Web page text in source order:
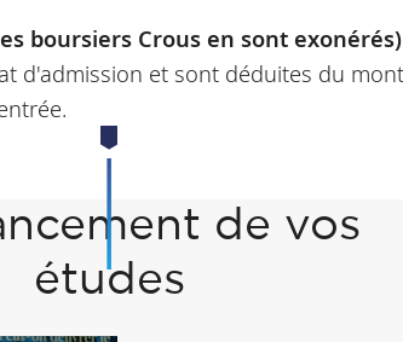
boursiers Crous en sont exonérés)
d'admission et sont déduites du
de vos
études